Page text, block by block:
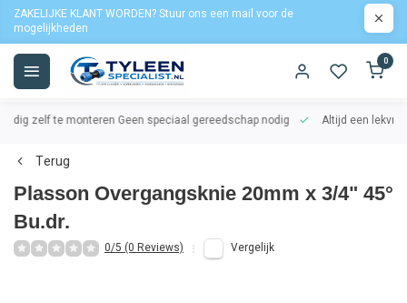
ZAKELIJKE KLANT WORDEN? Stuur ons een mail voor de
mogelijkheden
0
zelf te monteren Geen speciaal gereedschap nodig Altijd een
Terug
Plasson Overgangsknie 20mm x 3/4" 45°
Bu.dr.
0/5 (0 Reviews) Vergelijk